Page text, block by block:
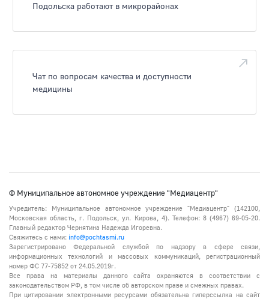
Подольска работают в микрорайонах
Чат по вопросам качества и доступности
медицины
© Муниципальное автономное учреждение "Медиацентр"
Учредитель: Муниципальное автономное учреждение "Медиацентр" (142100,
Московская область, г. Подольск, ул. Кирова, 4). Телефон: 8 (4967) 69-05-20.
Главный редактор Чернятина Надежда Игоревна.
Свяжитесь с нами: info@pochtasmi.ru
Зарегистрировано Федеральной службой по надзору в сфере связи,
информационных технологий и массовых коммуникаций, регистрационный
номер ФС 77-75852 от 24.05.2019г.
Все права на материалы данного сайта охраняются в соответствии с
законодательством РФ, в том числе об авторском праве и смежных правах.
При цитировании электронными ресурсами обязательна гиперссылка на сайт